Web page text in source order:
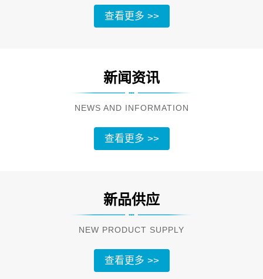
查看更多 >>
新闻资讯
NEWS AND INFORMATION
查看更多 >>
新品供应
NEW PRODUCT SUPPLY
查看更多 >>